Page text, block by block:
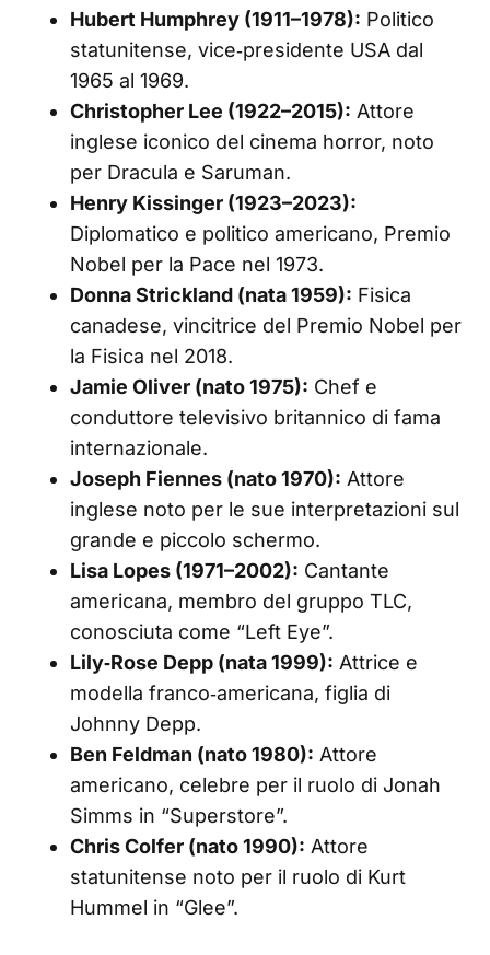
Hubert Humphrey (1911–1978): Politico
statunitense, vice‑presidente USA dal
1965 al 1969.
Christopher Lee (1922–2015): Attore
inglese iconico del cinema horror, noto
per Dracula e Saruman.
Henry Kissinger (1923–2023):
Diplomatico e politico americano, Premio
Nobel per la Pace nel 1973.
Donna Strickland (nata 1959): Fisica
canadese, vincitrice del Premio Nobel per
la Fisica nel 2018.
Jamie Oliver (nato 1975): Chef e
conduttore televisivo britannico di fama
internazionale.
Joseph Fiennes (nato 1970): Attore
inglese noto per le sue interpretazioni sul
grande e piccolo schermo.
Lisa Lopes (1971–2002): Cantante
americana, membro del gruppo TLC,
conosciuta come “Left Eye”.
Lily‑Rose Depp (nata 1999): Attrice e
modella franco‑americana, figlia di
Johnny Depp.
Ben Feldman (nato 1980): Attore
americano, celebre per il ruolo di Jonah
Simms in “Superstore”.
Chris Colfer (nato 1990): Attore
statunitense noto per il ruolo di Kurt
Hummel in “Glee”.